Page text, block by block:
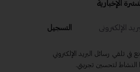
الإخبارية
التسجيل
في تلقي رسائل البريد الإلكتروني
النشاط لتحسين تجربتي.